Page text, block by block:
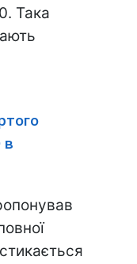
Така
в